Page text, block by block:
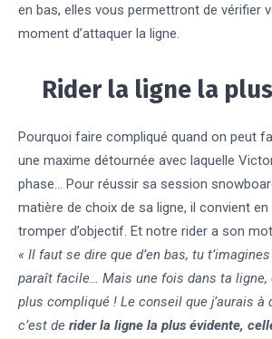
en bas, elles vous permettront de vérifier
moment d’attaquer la ligne.
Rider la ligne la
Pourquoi faire compliqué quand on peut
une maxime détournée avec laquelle
phase… Pour réussir sa session
matière de choix de sa ligne, il convient
tromper d’objectif. Et notre rider a son
« Il faut se dire que d’en bas, tu
paraît facile… Mais une fois dans ta ligne,
plus compliqué ! Le conseil que j’aurais à
c’est de rider la ligne la plus évidente,